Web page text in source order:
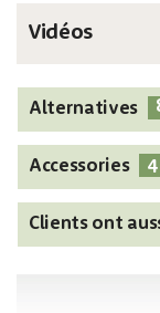
Vidéos
Alternatives
Accessories 4
Clients ont